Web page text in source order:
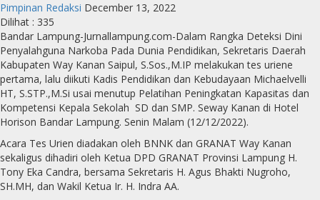
Pimpinan Redaksi December 13, 2022
Dilihat : 335
Bandar Lampung-Jurnallampung.com-Dalam Rangka Deteksi Dini
Penyalahguna Narkoba Pada Dunia Pendidikan, Sekretaris Daerah
Kabupaten Way Kanan Saipul, S.Sos.,M.IP melakukan tes uriene
pertama, lalu diikuti Kadis Pendidikan dan Kebudayaan Michaelvelli
HT, S.STP.,M.Si usai menutup Pelatihan Peningkatan Kapasitas dan
Kompetensi Kepala Sekolah SD dan SMP. Seway Kanan di Hotel
Horison Bandar Lampung. Senin Malam (12/12/2022).
Acara Tes Urien diadakan oleh BNNK dan GRANAT Way Kanan
sekaligus dihadiri oleh Ketua DPD GRANAT Provinsi Lampung H.
Tony Eka Candra, bersama Sekretaris H. Agus Bhakti Nugroho,
SH.MH, dan Wakil Ketua Ir. H. Indra AA.